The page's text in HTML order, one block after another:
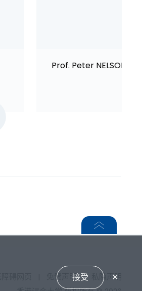
Prof. Peter NELSON
接受 ✕
免责声明|
私隐声明